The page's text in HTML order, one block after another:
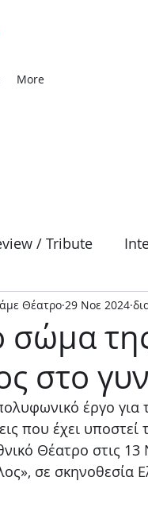
More
/ Tribute
Δράμα
Παιδικό
σώμα
στο
Θέατρο 29 Νοε 2024
έργο για
που έχει
Θέατρο στις
σε σκηνοθεσία